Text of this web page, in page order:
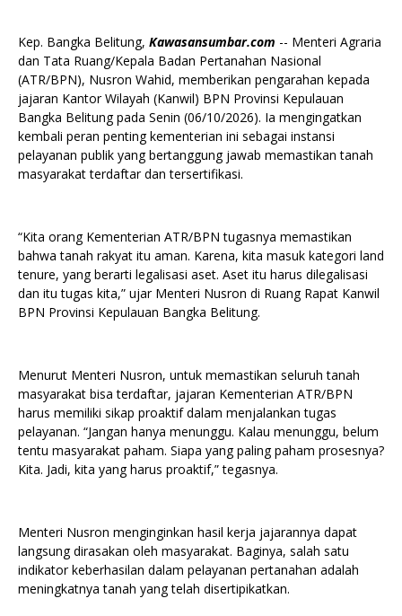
Kep. Bangka Belitung, Kawasansumbar.com -- Menteri Agraria
dan Tata Ruang/Kepala Badan Pertanahan Nasional
(ATR/BPN), Nusron Wahid, memberikan pengarahan kepada
jajaran Kantor Wilayah (Kanwil) BPN Provinsi Kepulauan
Bangka Belitung pada Senin (06/10/2026). Ia mengingatkan
kembali peran penting kementerian ini sebagai instansi
pelayanan publik yang bertanggung jawab memastikan tanah
masyarakat terdaftar dan tersertifikasi.
“Kita orang Kementerian ATR/BPN tugasnya memastikan
bahwa tanah rakyat itu aman. Karena, kita masuk kategori land
tenure, yang berarti legalisasi aset. Aset itu harus dilegalisasi
dan itu tugas kita,” ujar Menteri Nusron di Ruang Rapat Kanwil
BPN Provinsi Kepulauan Bangka Belitung.
Menurut Menteri Nusron, untuk memastikan seluruh tanah
masyarakat bisa terdaftar, jajaran Kementerian ATR/BPN
harus memiliki sikap proaktif dalam menjalankan tugas
pelayanan. “Jangan hanya menunggu. Kalau menunggu, belum
tentu masyarakat paham. Siapa yang paling paham prosesnya?
Kita. Jadi, kita yang harus proaktif,” tegasnya.
Menteri Nusron menginginkan hasil kerja jajarannya dapat
langsung dirasakan oleh masyarakat. Baginya, salah satu
indikator keberhasilan dalam pelayanan pertanahan adalah
meningkatnya tanah yang telah disertipikatkan.